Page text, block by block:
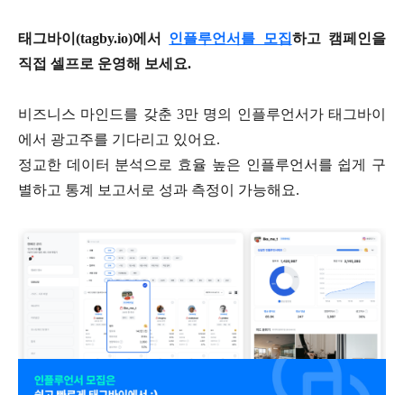
태그바이(tagby.io)에서 인플루언서를 모집하고 캠페인을
직접 셀프로 운영해 보세요.
비즈니스 마인드를 갖춘 3만 명의 인플루언서가 태그바이
에서 광고주를 기다리고 있어요.
정교한 데이터 분석으로 효율 높은 인플루언서를 쉽게 구
별하고 통계 보고서로 성과 측정이 가능해요.